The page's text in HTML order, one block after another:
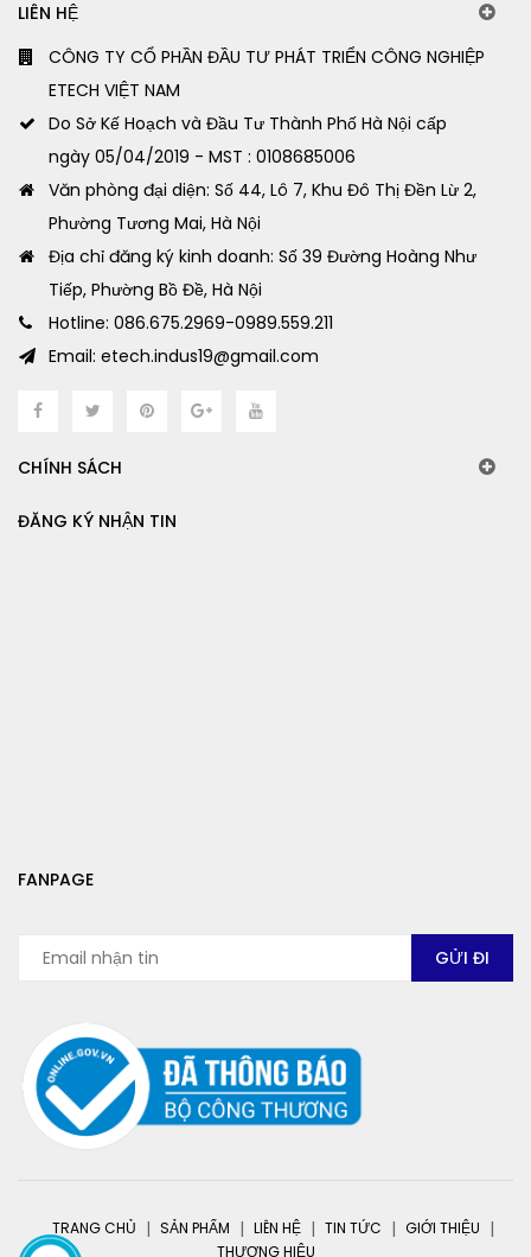
LIÊN HỆ
CÔNG TY CỔ PHẦN ĐẦU TƯ PHÁT TRIỂN CÔNG NGHIỆP
ETECH VIỆT NAM
Do Sở Kế Hoạch và Đầu Tư Thành Phố Hà Nội cấp
ngày 05/04/2019 - MST : 0108685006
Văn phòng đại diện: Số 44, Lô 7, Khu Đô Thị Đền Lừ 2,
Phường Tương Mai, Hà Nội
Địa chỉ đăng ký kinh doanh: Số 39 Đường Hoàng Như
Tiếp, Phường Bồ Đề, Hà Nội
Hotline: 086.675.2969-0989.559.211
Email: etech.indus19@gmail.com
CHÍNH SÁCH
ĐĂNG KÝ NHẬN TIN
FANPAGE
TRANG CHỦ SẢN PHẨM LIÊN HỆ TIN TỨC
GIỚI THIỆU
THƯƠNG HIỆU